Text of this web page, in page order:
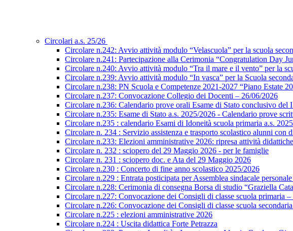
Circolari a.s. 25/26
Circolare n.242: Avvio attività modulo “Velascuola” per la scuola
Circolare n.241: Partecipazione alla Cerimonia “Congratulation Day
Circolare n.240: Avvio attività modulo “Tra il mare e il vento” per la
Circolare n.239: Avvio attività modulo “In vasca” per la Scuola
Circolare n.238: PN Scuola e Competenze 2021-2027 “Piano Estate
Circolare n.237: Convocazione Collegio dei Docenti – 26/06/2026
Circolare n.236: Calendario prove orali Esame di Stato conclusivo del
Circolare n.235: Esame di Stato a.s. 2025/2026 - Calendario prove
Circolare n.235 : calendario Esami di Idoneità scuola primaria a.s.
Circolare n. 234 : Servizio assistenza e trasporto scolastico alunni con
Circolare n.233: Elezioni amministrative 2026: ripresa attività didattiche
Circolare n. 232 : sciopero del 29 Maggio 2026 - per le famiglie
Circolare n. 231 : sciopero doc. e Ata del 29 Maggio 2026
Circolare n.230 : Concerto di fine anno scolastico 2025/2026
Circolare n.229 : Entrata posticipata per Assemblea sindacale
Circolare n.228: Cerimonia di consegna Borsa di studio “Graziella
Circolare n.227: Convocazione dei Consigli di classe scuola primaria
Circolare n.226: Convocazione dei Consigli di classe scuola
Circolare n.225 : elezioni amministrative 2026
Circolare n.224 : Uscita didattica Forte Petrazza